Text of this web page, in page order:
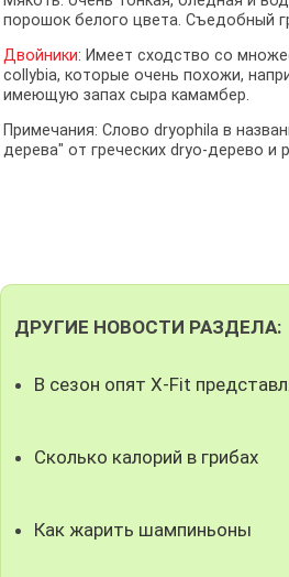
порошок белого цвета. Съедобный
Двойники: Имеет сходство со
collybia, которые очень похожи,
имеющую запах сыра камамбер.
Примечания: Слово dryophila в
дерева" от греческих dryo-дерево и
ДРУГИЕ НОВОСТИ РАЗДЕЛА:
В сезон опят X-Fit
Сколько калорий в грибах
Как жарить шампиньоны